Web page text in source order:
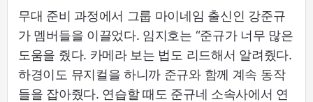
무대 준비 과정에서 그룹 마이네임 출신인 강준규
가 멤버들을 이끌었다. 임지호는 “준규가 너무 많은
도움을 줬다. 카메라 보는 법도 리드해서 알려줬다.
하경이도 뮤지컬을 하니까 준규와 함께 계속 동작
들을 잡아줬다. 연습할 때도 준규네 소속사에서 연